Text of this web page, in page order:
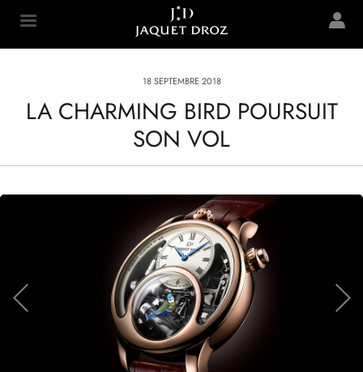
content
Jaquet Droz
18 SEPTEMBRE 2018
LA CHARMING BIRD POURSUIT
SON VOL